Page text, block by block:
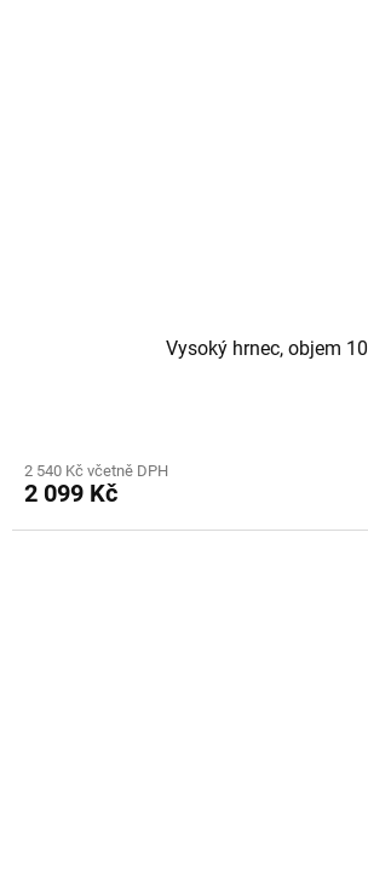
Vysoký hrnec, objem 10 l
2 540 Kč včetně DPH
2 099 Kč